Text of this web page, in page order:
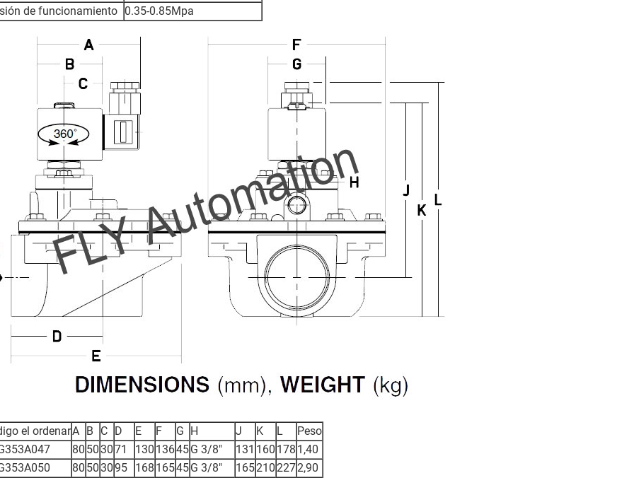
de funcionamiento 0.35-0.85Mpa
el ordenarA B C D E F G H J K L
Peso
80 503071 130 13645G 3/8" 131 160 178 1,40
80 503095 168 16545G 3/8" 1652102272,90